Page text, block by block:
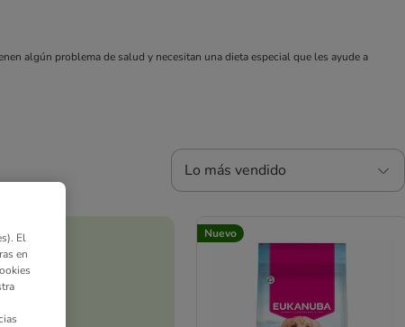
algún problema de salud y necesitan una dieta especial que les ayude a
Lo más vendido
Nuevo
El
en